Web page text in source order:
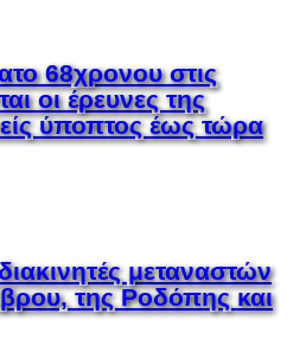
68χρονου στις
οι έρευνες της
ύποπτος έως τώρα
μεταναστών
της Ροδόπης και